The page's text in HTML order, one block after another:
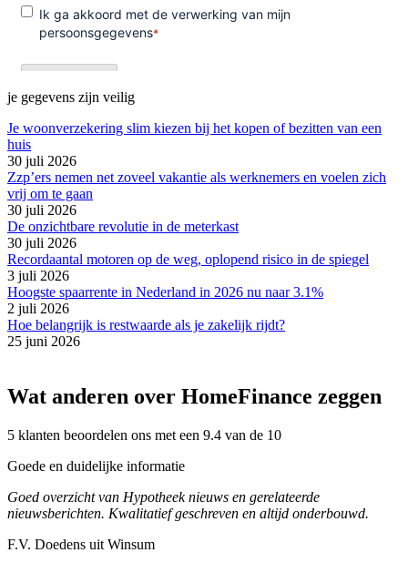
je gegevens zijn veilig
Je woonverzekering slim kiezen bij het kopen of bezitten van een
huis
30 juli 2026
Zzp’ers nemen net zoveel vakantie als werknemers en voelen zich
vrij om te gaan
30 juli 2026
De onzichtbare revolutie in de meterkast
30 juli 2026
Recordaantal motoren op de weg, oplopend risico in de spiegel
3 juli 2026
Hoogste spaarrente in Nederland in 2026 nu naar 3.1%
2 juli 2026
Hoe belangrijk is restwaarde als je zakelijk rijdt?
25 juni 2026
Wat anderen over HomeFinance zeggen
5 klanten beoordelen ons met een 9.4 van de 10
Goede en duidelijke informatie
Goed overzicht van Hypotheek nieuws en gerelateerde
nieuwsberichten. Kwalitatief geschreven en altijd onderbouwd.
F.V. Doedens uit Winsum